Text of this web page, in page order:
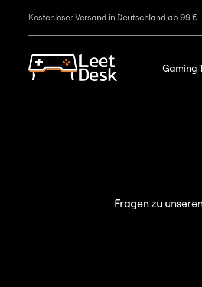
Kostenloser Versand in Deutschland ab 99 €
Gaming
Fragen zu